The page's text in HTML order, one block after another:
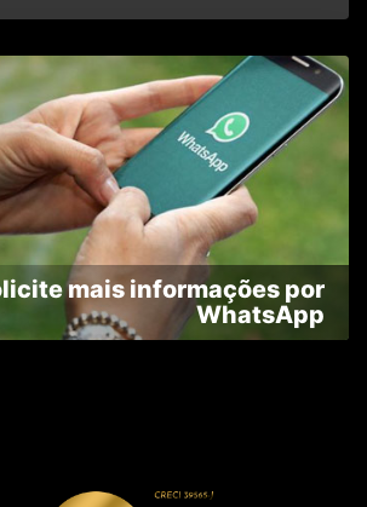
mais informações por
WhatsApp